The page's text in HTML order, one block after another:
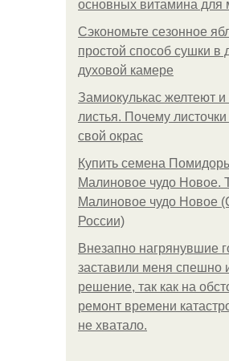
основных витамина для
Сэкономьте сезонное
простой способ сушки в
духовой камере
Замиокулькас желтеют и
листья. Почему
свой окрас
Купить семена
Малиновое чудо Новое.
Малиновое чудо Новое
России)
Внезапно нагрянувшие
заставили меня спешно
решение, так как на
ремонт времени
не хватало.